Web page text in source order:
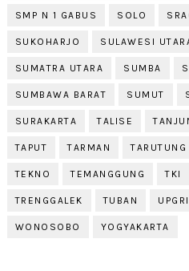
SMP N 1 GABUS SOLO
SUKOHARJO SULAWESI
SUMATRA UTARA SUMBA
SUMBAWA BARAT SUMUT
SURAKARTA TALISE
TAPUT TARMAN TARUTUNG
TEKNO TEMANGGUNG TKI
TRENGGALEK TUBAN
WONOSOBO YOGYAKARTA